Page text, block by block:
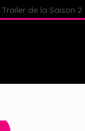
de la Saison